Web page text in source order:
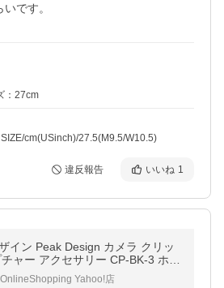
：27cm
cm(USinch)/27.5(M9.5/W10.5)
違反報告 いいね 1
イン Peak Design カメラ クリッ
ャー アクセサリー CP-BK-3 ホル
れ
Yahoo!店